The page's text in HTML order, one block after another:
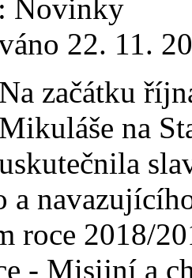
Novinky
22. 11.
Na začátku
Mikuláše na
a
roce 2018/
- Misijní a